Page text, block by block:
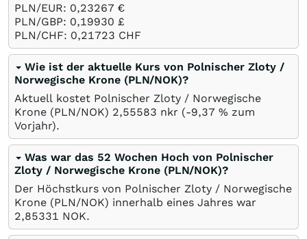
PLN/EUR: 0,23267 €
PLN/GBP: 0,19930 £
PLN/CHF: 0,21723 CHF
Wie ist der aktuelle Kurs von Polnischer Zloty /
Norwegische Krone (PLN/NOK)?
Aktuell kostet Polnischer Zloty / Norwegische
Krone (PLN/NOK) 2,55583 nkr (-9,37 % zum
Vorjahr).
Was war das 52 Wochen Hoch von Polnischer
Zloty / Norwegische Krone (PLN/NOK)?
Der Höchstkurs von Polnischer Zloty / Norwegische
Krone (PLN/NOK) innerhalb eines Jahres war
2,85331 NOK.